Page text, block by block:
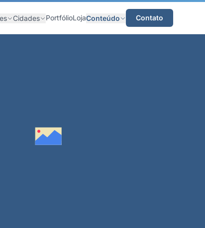
Cidades PortfólioLojaConteúdo Contato